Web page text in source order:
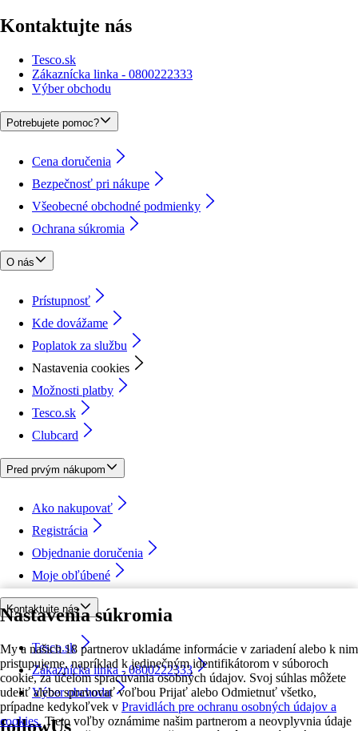
Nastavenia súkromia
My a našich 18 partnerov ukladáme informácie v zariadení alebo k nim
pristupujeme, napríklad k jedinečným identifikátorom v súboroch
cookie, za účelom spracúvania osobných údajov. Svoj súhlas môžete
udeliť alebo spravovať voľbou Prijať alebo Odmietnuť všetko,
prípadne kedykoľvek v Pravidlách pre ochranu osobných údajov a
cookies. Tieto voľby oznámime našim partnerom a neovplyvnia údaje
Kontaktujte nás
Tesco.sk
Zákaznícka linka - 0800222333
Výber obchodu
Potrebujete pomoc?
Cena doručenia
Bezpečnosť pri nákupe
Všeobecné obchodné podmienky
Ochrana súkromia
O nás
Prístupnosť
Kde dovážame
Poplatok za službu
Nastavenia cookies
Možnosti platby
Tesco.sk
Clubcard
Pred prvým nákupom
Ako nakupovať
Registrácia
Objednanie doručenia
Moje obľúbené
Kontaktujte nás
Tesco.sk
Zákaznícka linka - 0800222333
Výber obchodu
followUs